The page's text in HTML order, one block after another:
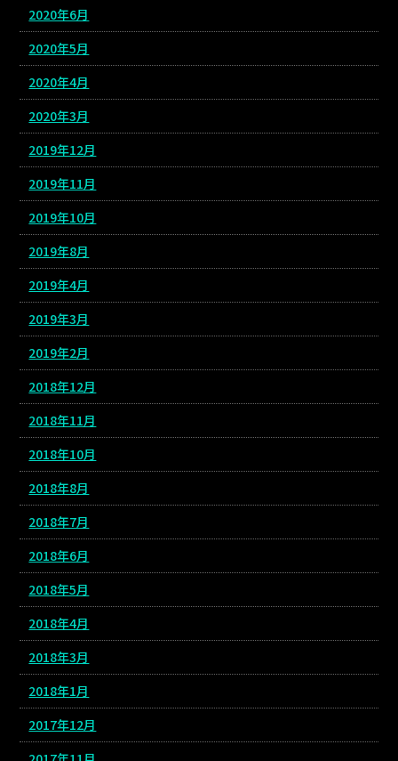
2020年6月
2020年5月
2020年4月
2020年3月
2019年12月
2019年11月
2019年10月
2019年8月
2019年4月
2019年3月
2019年2月
2018年12月
2018年11月
2018年10月
2018年8月
2018年7月
2018年6月
2018年5月
2018年4月
2018年3月
2018年1月
2017年12月